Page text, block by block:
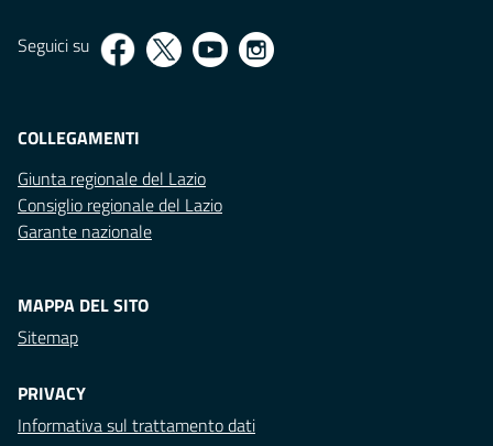
Seguici su
COLLEGAMENTI
Giunta regionale del Lazio
Consiglio regionale del Lazio
Garante nazionale
MAPPA DEL SITO
Sitemap
PRIVACY
Informativa sul trattamento dati